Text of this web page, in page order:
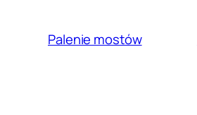
Palenie mostów